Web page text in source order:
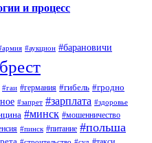
и процесс
#аукцион #барановичи
#гаи #германия #гибель #гродно
#запрет #зарплата #здоровье
#минск #мошенничество
#пинск #питание #польша